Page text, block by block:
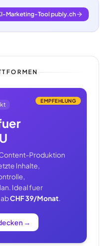
Marketing-Tool publy.ch
EMPFEHLUNG
Produktion
Inhalte,
Ideal fuer
CHF 39/Monat.
→